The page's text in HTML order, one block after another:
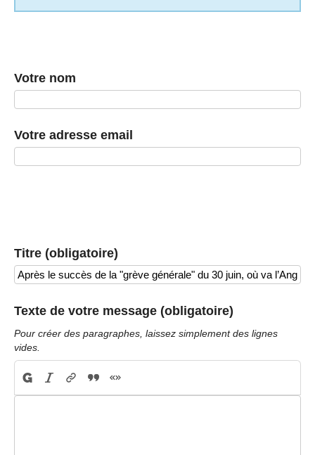
Votre nom
Votre adresse email
Titre (obligatoire)
Texte de votre message (obligatoire)
Pour créer des paragraphes, laissez simplement des lignes
vides.